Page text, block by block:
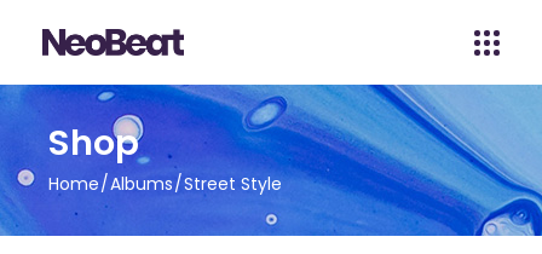
Shop
Home Albums Street Style